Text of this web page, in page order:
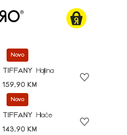
Novo
TIFFANY
Haljina
159,90 KM
Novo
TIFFANY
Hlače
143,90 KM